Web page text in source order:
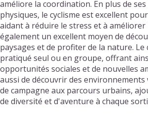
améliore la coordination. En plus de
physiques, le cyclisme est excellent
aidant à réduire le stress et à
également un excellent moyen de
paysages et de profiter de la nature. Le
pratiqué seul ou en groupe, offrant
opportunités sociales et de nouvelles
aussi de découvrir des environnements
de campagne aux parcours urbains,
de diversité et d'aventure à chaque